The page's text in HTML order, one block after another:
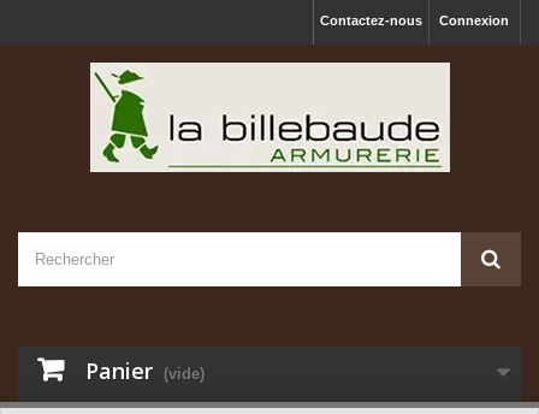
Connexion
Contactez-nous
Panier (vide)